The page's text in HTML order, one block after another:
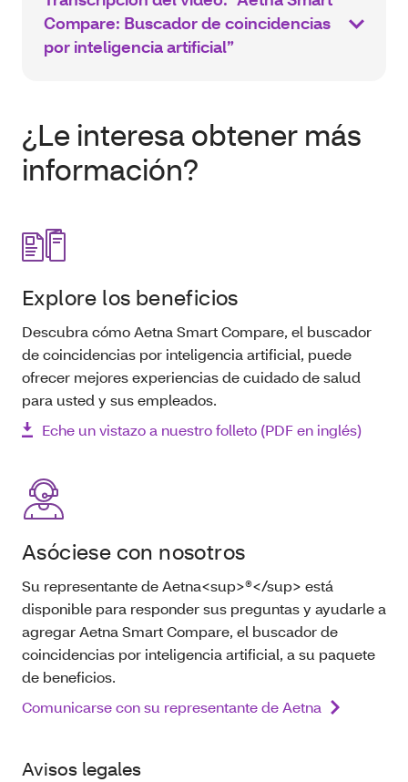
Compare: Buscador de coincidencias
por inteligencia artificial”
¿Le interesa obtener más
información?
Explore los beneficios
Descubra cómo Aetna Smart Compare, el buscador
de coincidencias por inteligencia artificial, puede
ofrecer mejores experiencias de cuidado de salud
para usted y sus empleados.
Eche un vistazo a nuestro folleto (PDF en inglés)
Asóciese con nosotros
Su representante de Aetna<sup>®</sup> está
disponible para responder sus preguntas y ayudarle a
agregar Aetna Smart Compare, el buscador de
coincidencias por inteligencia artificial, a su paquete
de beneficios.
Comunicarse con su representante de Aetna
Avisos legales